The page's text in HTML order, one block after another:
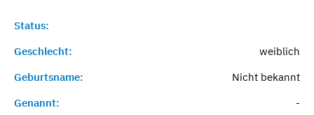
Status:
Geschlecht:
weiblich
Geburtsname:
Nicht bekannt
Genannt:
-